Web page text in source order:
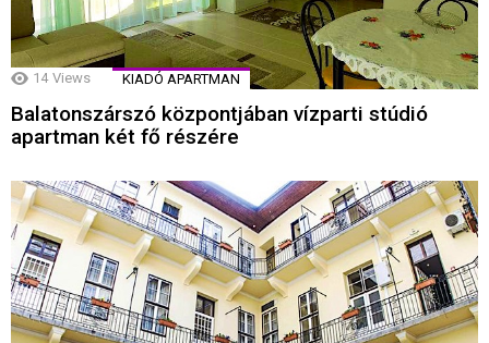
14 Views KIADÓ APARTMAN
Balatonszárszó központjában vízparti stúdió
apartman két fő részére